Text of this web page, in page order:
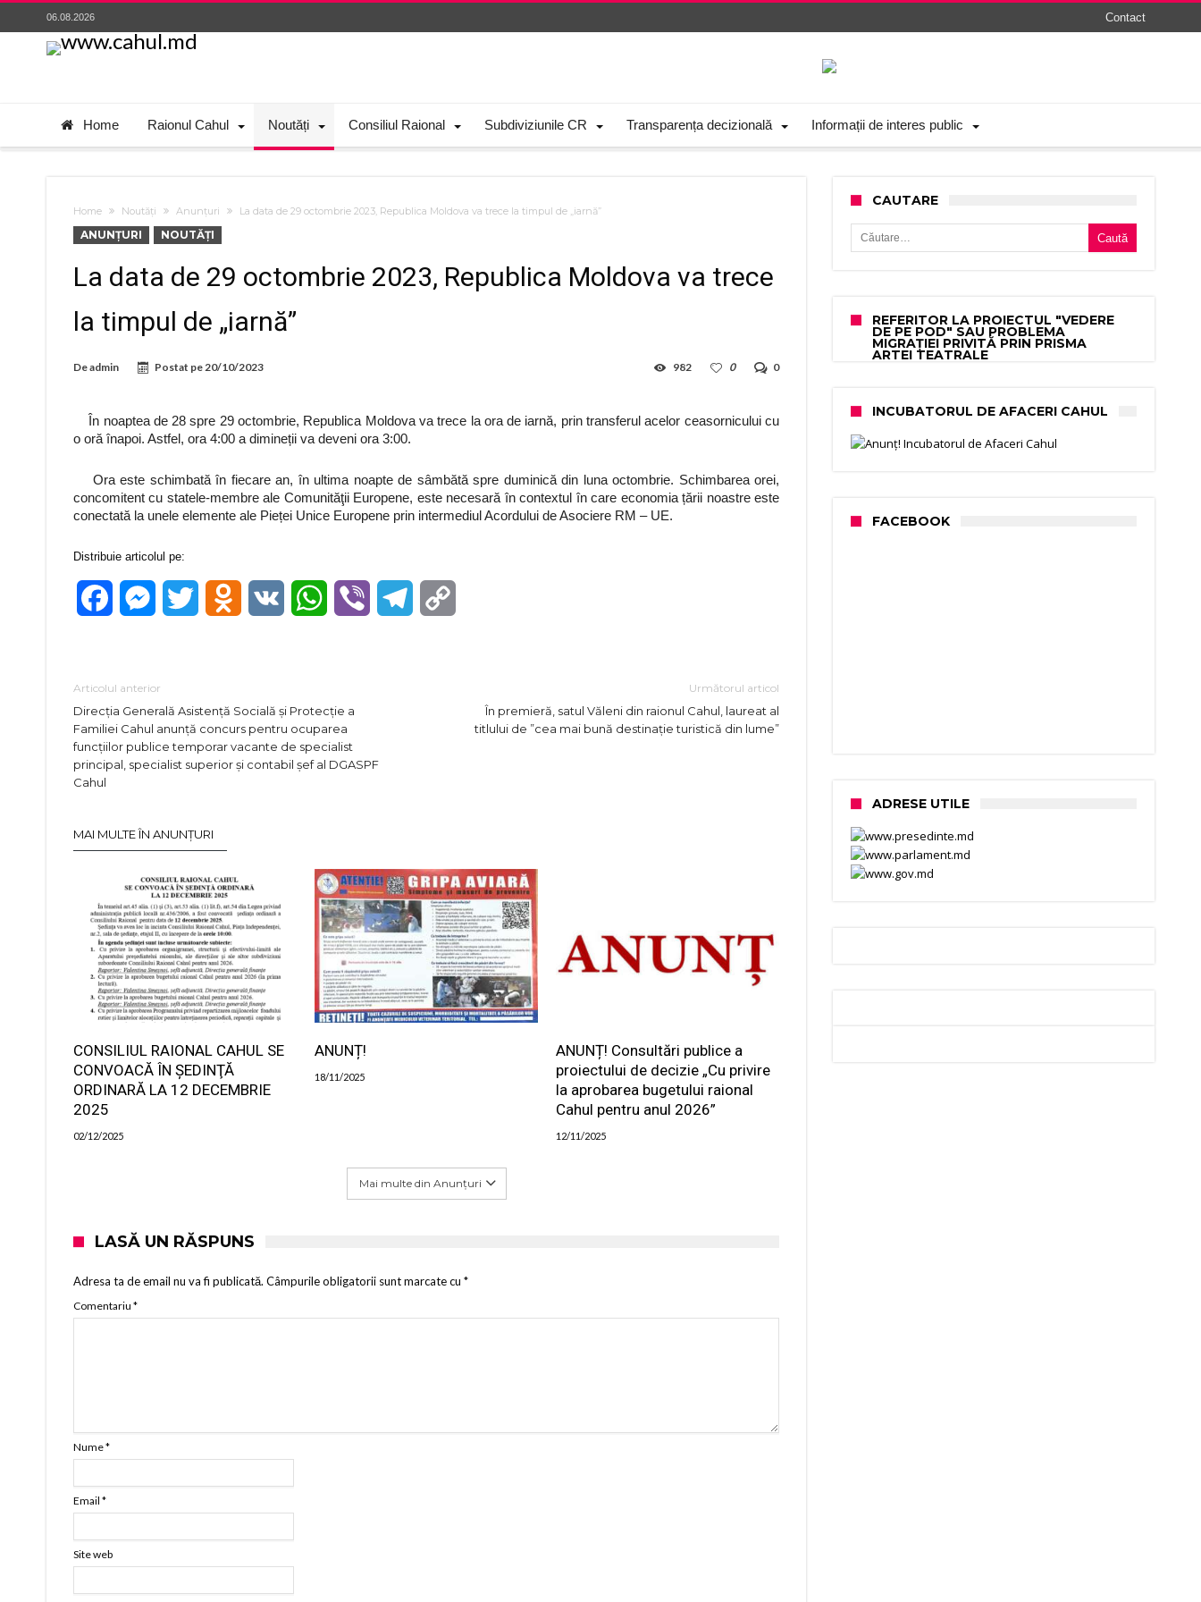
06.08.2026 Contact
Home Raionul Cahul Noutăți Consiliul Raional Subdiviziunile CR Transparența decizională Informații de interes public
Home Noutăți Anunțuri La data de 29 octombrie 2023, Republica Moldova va trece la timpul de „iarnă”
ANUNȚURI NOUTĂȚI
La data de 29 octombrie 2023, Republica Moldova va trece
la timpul de „iarnă”
Deadmin Postat pe20/10/2023 0
0
982
În noaptea de 28 spre 29 octombrie, Republica Moldova va trece la ora de iarnă, prin transferul acelor ceasornicului cu
o oră înapoi. Astfel, ora 4:00 a dimineții va deveni ora 3:00.
Ora este schimbată în fiecare an, în ultima noapte de sâmbătă spre duminică din luna octombrie. Schimbarea orei,
concomitent cu statele-membre ale Comunităţii Europene, este necesară în contextul în care economia țării noastre este
conectată la unele elemente ale Pieței Unice Europene prin intermediul Acordului de Asociere RM – UE.
Distribuie articolul pe:
FacebookMessenger
Twitter Odnoklassniki
VK WhatsApp
Viber Telegram
Articolul anterior
Direcția Generală Asistență Socială și Protecție a
Familiei Cahul anunță concurs pentru ocuparea
funcțiilor publice temporar vacante de specialist
principal, specialist superior și contabil șef al DGASPF
Cahul
Următorul articol
În premieră, satul Văleni din raionul Cahul, laureat al
titlului de ”cea mai bună destinație turistică din lume”
MAI MULTE ÎN ANUNȚURI
CONSILIUL RAIONAL CAHUL SE
CONVOACĂ ÎN ŞEDINŢĂ
ORDINARĂ LA 12 DECEMBRIE
2025
02/12/2025
ANUNȚ!
18/11/2025
ANUNȚ! Consultări publice a
proiectului de decizie „Cu privire
la aprobarea bugetului raional
Cahul pentru anul 2026”
12/11/2025
Mai multe din Anunțuri
LASĂ UN RĂSPUNS
Adresa ta de email nu va fi publicată. Câmpurile obligatorii sunt marcate cu *
Comentariu *
Nume*
Email *
Site web
CAUTARE
Caută după:
REFERITOR LA PROIECTUL "VEDERE
DE PE POD" SAU PROBLEMA
MIGRAȚIEI PRIVITĂ PRIN PRISMA
ARTEI TEATRALE
INCUBATORUL DE AFACERI CAHUL
FACEBOOK
ADRESE UTILE